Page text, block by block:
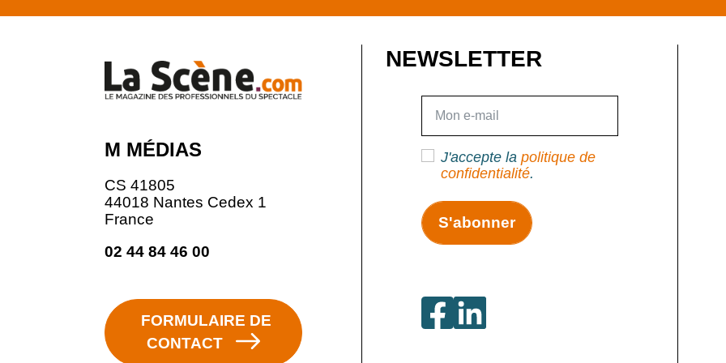
M MÉDIAS
CS 41805
44018 Nantes Cedex 1
France
02 44 84 46 00
FORMULAIRE DE
CONTACT
NEWSLETTER
J'accepte la politique de
confidentialité.